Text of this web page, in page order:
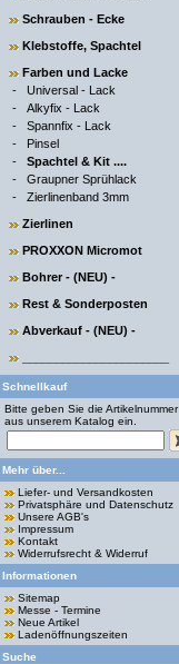
Schrauben - Ecke
Klebstoffe, Spachtel
Farben und Lacke
- Universal - Lack
- Alkyfix - Lack
- Spannfix - Lack
- Pinsel
- Spachtel & Kit ....
- Graupner Sprühlack
- Zierlinenband 3mm
Zierlinen
PROXXON Micromot
Bohrer - (NEU) -
Rest & Sonderposten
Abverkauf - (NEU) -
Schnellkauf
Bitte geben Sie die Artikelnummer
aus unserem Katalog ein.
Mehr über...
Liefer- und Versandkosten
Privatsphäre und Datenschutz
Unsere AGB's
Impressum
Kontakt
Widerrufsrecht & Widerruf
Informationen
Sitemap
Messe - Termine
Neue Artikel
Ladenöffnungszeiten
Suche